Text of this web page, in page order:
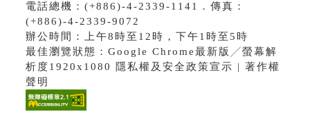
電話總機：(+886)-4-2339-1141．傳真：
(+886)-4-2339-9072
辦公時間：上午8時至12時，下午1時至5時
最佳瀏覽狀態：Google Chrome最新版╱螢幕解
析度1920x1080 隱私權及安全政策宣示 | 著作權
聲明